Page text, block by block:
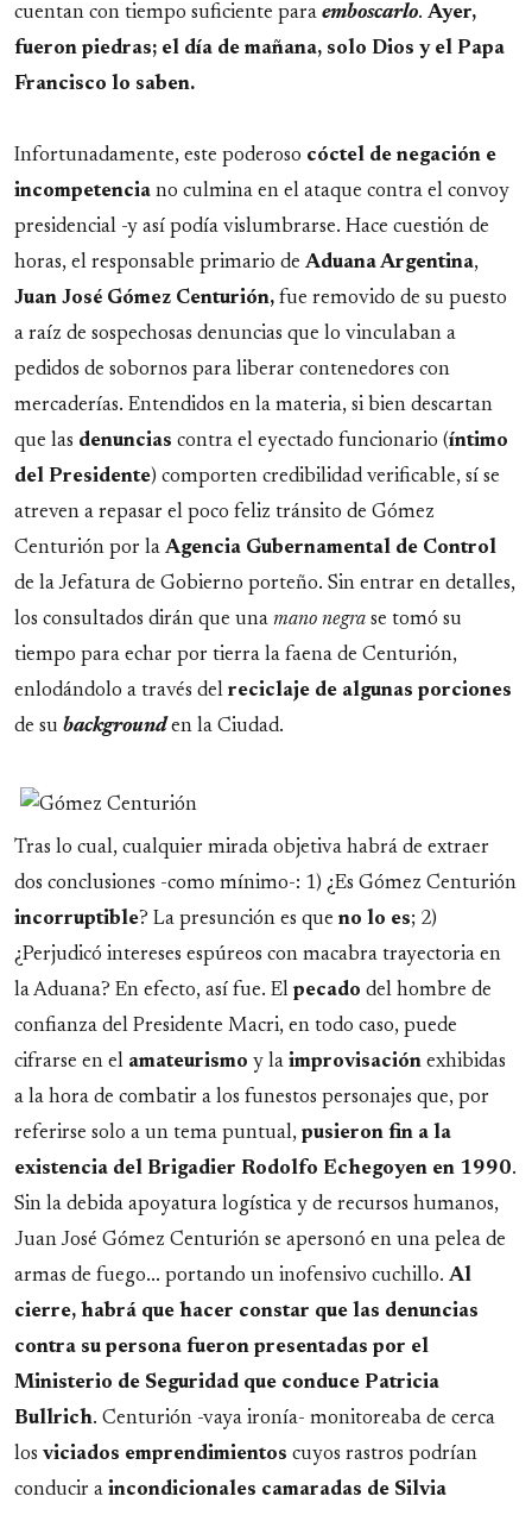
cuentan con tiempo suficiente para emboscarlo. Ayer,
fueron piedras; el día de mañana, solo Dios y el Papa
Francisco lo saben.
Infortunadamente, este poderoso cóctel de negación e
incompetencia no culmina en el ataque contra el convoy
presidencial -y así podía vislumbrarse. Hace cuestión de
horas, el responsable primario de Aduana Argentina,
Juan José Gómez Centurión, fue removido de su puesto
a raíz de sospechosas denuncias que lo vinculaban a
pedidos de sobornos para liberar contenedores con
mercaderías. Entendidos en la materia, si bien descartan
que las denuncias contra el eyectado funcionario (íntimo
del Presidente) comporten credibilidad verificable, sí se
atreven a repasar el poco feliz tránsito de Gómez
Centurión por la Agencia Gubernamental de Control
de la Jefatura de Gobierno porteño. Sin entrar en detalles,
los consultados dirán que una mano negra se tomó su
tiempo para echar por tierra la faena de Centurión,
enlodándolo a través del reciclaje de algunas porciones
de su backgrounden la Ciudad.
Tras lo cual, cualquier mirada objetiva habrá de extraer
dos conclusiones -como mínimo-: 1) ¿Es Gómez Centurión
incorruptible? La presunción es que no lo es; 2)
¿Perjudicó intereses espúreos con macabra trayectoria en
la Aduana? En efecto, así fue. El pecado del hombre de
confianza del Presidente Macri, en todo caso, puede
cifrarse en el amateurismo y la improvisación exhibidas
a la hora de combatir a los funestos personajes que, por
referirse solo a un tema puntual, pusieron fin a la
existencia del Brigadier Rodolfo Echegoyen en 1990.
Sin la debida apoyatura logística y de recursos humanos,
Juan José Gómez Centurión se apersonó en una pelea de
armas de fuego... portando un inofensivo cuchillo. Al
cierre, habrá que hacer constar que las denuncias
contra su persona fueron presentadas por el
Ministerio de Seguridad que conduce Patricia
Bullrich. Centurión -vaya ironía- monitoreaba de cerca
los viciados emprendimientos cuyos rastros podrían
conducir a incondicionales camaradas de Silvia